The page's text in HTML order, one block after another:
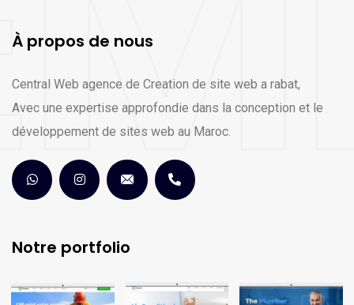
À propos de nous
Central Web agence de Creation de site web a rabat,
Avec une expertise approfondie dans la conception et le
développement de sites web au Maroc.
Notre portfolio